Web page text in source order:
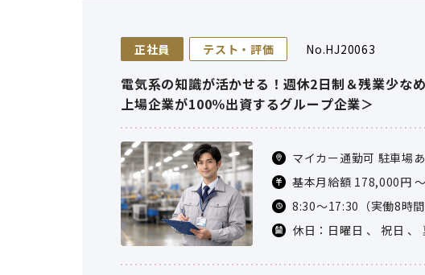
正社員 テスト・評価 No.HJ20063
電気系の知識が活かせる！週休2日制＆残業少
上場企業が100％出資するグループ企業＞
マイカー通勤可 駐車場
基本月給額 178,000円
規定により年齢や能力・
大卒入社5
8:30～17:30（実働8時間
休日：日曜日 、 祝日
年間休日数：1